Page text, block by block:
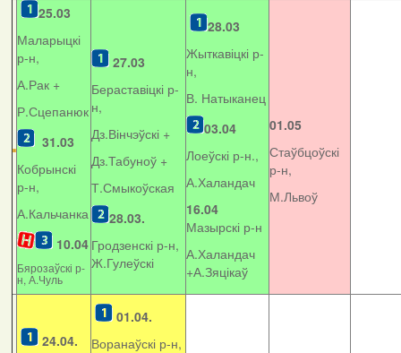
25.03
Маларыцкі
р-н,
А.Рак +
Р.Сцепанюк
31.03
Кобрынскі
р-н,
А.Кальчанка
10.04
Бярозаўскі р-
н, А.Чуль
27.03
Бераставіцкі р-
н,
Дз.Вінчэўскі +
Дз.Табуноў +
Т.Смыкоўская
28.03.
Гродзенскі р-н,
Ж.Гулеўскі
28.03
Жыткавіцкі р-
н,
В. Натыканец
03.04
Лоеўскі р-н.,
А.Халандач
16.04
Мазырскі р-н
А.Халандач
+А.Зяцікаў
01.05
Стаўбцоўскі
р-н,
М.Львоў
24.04.
01.04.
Воранаўскі р-н,